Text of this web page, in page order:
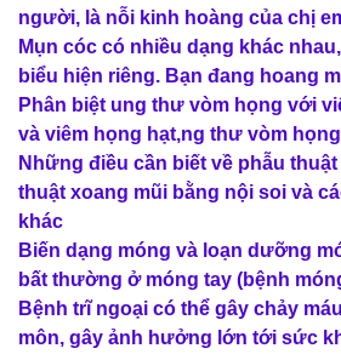
người, là nỗi kinh hoàng của chị
Mụn cóc có nhiều dạng khác
biểu hiện riêng. Bạn đang hoang
Phân biệt ung thư vòm họng với
và viêm họng hạt,ng thư vòm
Những điều cần biết về phẫu
thuật xoang mũi bằng nội soi và
khác
Biến dạng móng và loạn dưỡng
bất thường ở móng tay (bệnh
Bệnh trĩ ngoại có thể gây chảy
môn, gây ảnh hưởng lớn tới sức